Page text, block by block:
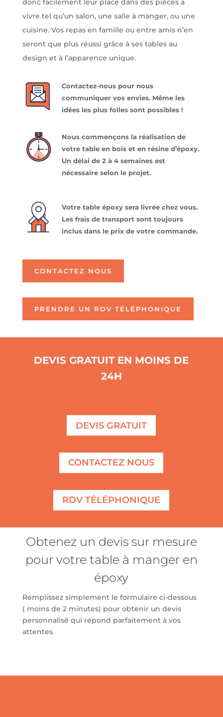
donc facilement leur place dans des pièces à
vivre tel qu’un salon, une salle à manger, ou une
cuisine. Vos repas en famille ou entre amis n’en
seront que plus réussi grâce à ses tables au
design et à l’apparence unique.
Contactez-nous pour nous
communiquer vos envies. Même les
idées les plus folles sont possibles !
Nous commençons la réalisation de
votre table en bois et en résine d’époxy.
Un délai de 2 à 4 semaines est
nécessaire selon le projet.
Votre table époxy sera livrée chez vous.
Les frais de transport sont toujours
inclus dans le prix de votre commande.
CONTACTEZ NOUS
PRENDRE UN RDV TÉLÉPHONIQUE
DEVIS GRATUIT EN MOINS DE
24H
DEVIS GRATUIT
CONTACTEZ NOUS
RDV TÉLÉPHONIQUE
Obtenez un devis sur mesure
pour votre table à manger en
époxy
Remplissez simplement le formulaire ci-dessous
( moins de 2 minutes) pour obtenir un devis
personnalisé qui répond parfaitement à vos
attentes.